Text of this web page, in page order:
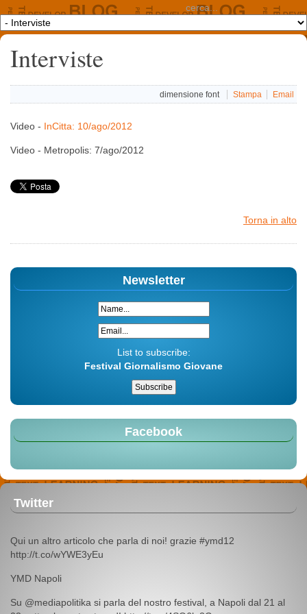
Interviste
dimensione font Stampa Email
Video - InCitta: 10/ago/2012
Video - Metropolis: 7/ago/2012
Torna in alto
Newsletter
List to subscribe:
Festival Giornalismo Giovane
Facebook
Twitter
Qui un altro articolo che parla di noi! grazie #ymd12
http://t.co/wYWE3yEu
YMD Napoli
Su @mediapolitika si parla del nostro festival, a Napoli dal 21 al